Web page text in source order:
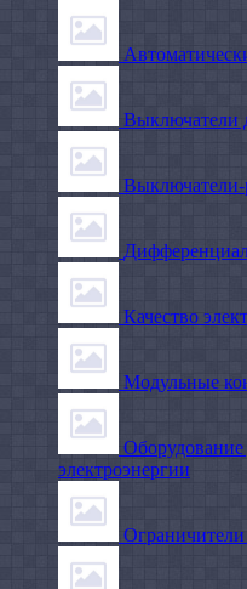
Выключатели
Выключатели-
Качество
Модульные
Оборудование
электроэнергии